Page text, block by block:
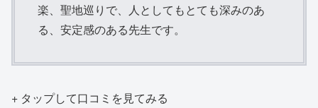
楽、聖地巡りで、人としてもとても深みのあ
る、安定感のある先生です。
+ タップして口コミを見てみる